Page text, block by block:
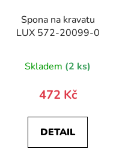
Spona na kravatu
LUX 572-20099-0
Skladem (2 ks)
472 Kč
DETAIL